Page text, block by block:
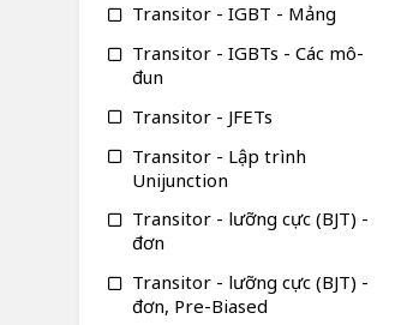
Transitor - IGBT - Mảng
Transitor - IGBTs - Các mô-
đun
Transitor - JFETs
Transitor - Lập trình
Unijunction
Transitor - lưỡng cực (BJT) -
đơn
Transitor - lưỡng cực (BJT) -
đơn, Pre-Biased